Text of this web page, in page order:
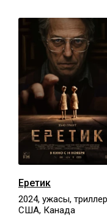
Еретик
2024, ужасы,
США, Канада